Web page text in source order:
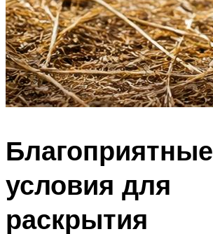
Благоприятные
условия для
раскрытия